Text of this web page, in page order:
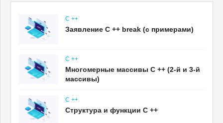
C ++
Заявление C ++ break (с примерами)
C ++
Многомерные массивы C ++ (2-й и 3-й
массивы)
C ++
Структура и функции C ++